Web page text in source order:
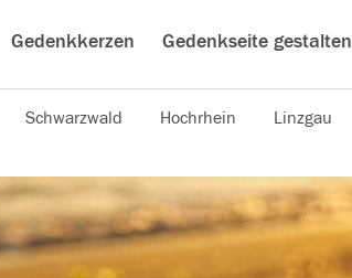
Gedenkkerzen Gedenkseite gestalten
Schwarzwald Hochrhein Linzgau